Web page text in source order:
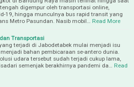
digempur oleh transportasi online,
19, hingga munculnya bus rapid transit yang
Metro Pasundan. Nasib mobil…
Read More
Transportasi
terjadi di Jabodetabek mulai menjadi isu
bahan pembicaraan se-antero dunia.
udara tersebut sudah terjadi cukup lama,
semenjak berakhirnya pandemi da…
Read